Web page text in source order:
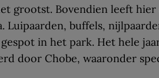
grootst. Bovendien leeft
Luipaarden, buffels,
in het park. Het hele
door Chobe, waaronder